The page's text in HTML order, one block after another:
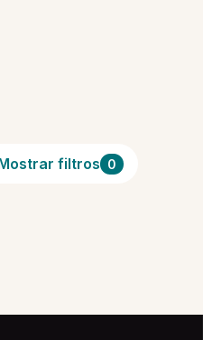
filtros 0